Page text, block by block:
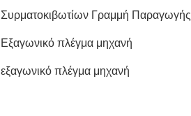
Συρματοκιβωτίων Γραμμή Παραγωγής
Εξαγωνικό πλέγμα μηχανή
εξαγωνικό πλέγμα μηχανή